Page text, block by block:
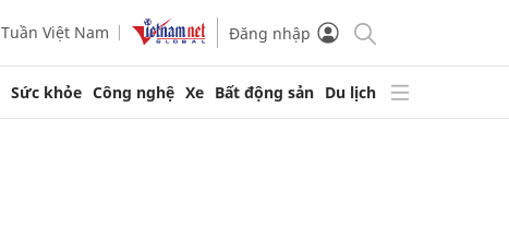
Tuần Việt Nam Đăng nhập
Sức khỏe Công nghệ Xe Bất động sản Du lịch